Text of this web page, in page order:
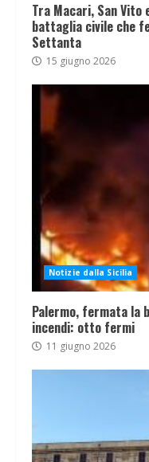
Tra Macari, San
battaglia civile che
Settanta
15 giugno 2026
Notizie dalla Sicilia
Palermo, fermata la
incendi: otto fermi
11 giugno 2026